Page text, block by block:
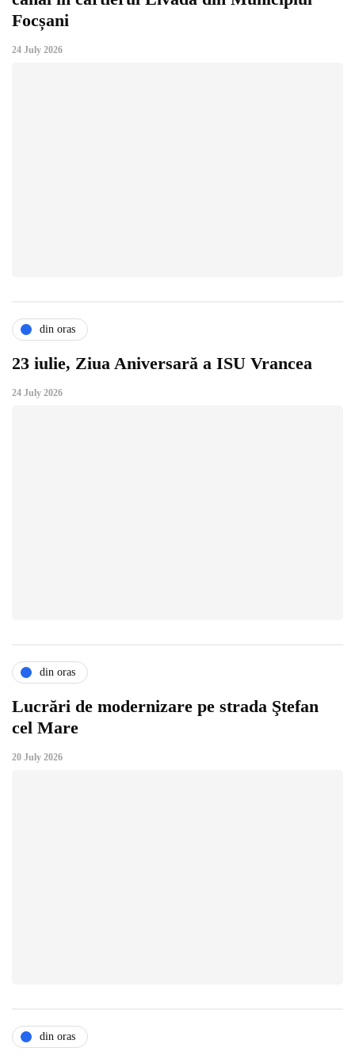
Focșani
24 July 2026
din oras
23 iulie, Ziua Aniversară a ISU Vrancea
24 July 2026
din oras
Lucrări de modernizare pe strada Ştefan
cel Mare
20 July 2026
din oras